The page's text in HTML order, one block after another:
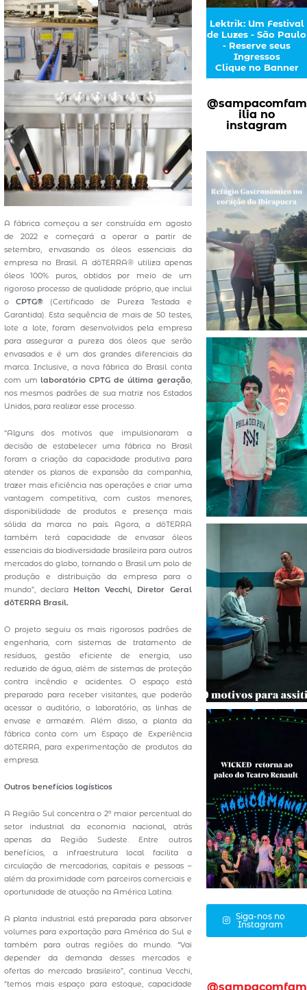
A fábrica começou a ser construída em agosto
de 2022 e começará a operar a partir de
setembro, envasando os óleos essenciais da
empresa no Brasil. A dōTERRA® utiliza apenas
óleos 100% puros, obtidos por meio de um
rigoroso processo de qualidade próprio, que inclui
o CPTG®(Certificado de Pureza Testada e
Garantida). Esta sequência de mais de 50 testes,
lote a lote, foram desenvolvidos pela empresa
para assegurar a pureza dos óleos que serão
envasados e é um dos grandes diferenciais da
marca. Inclusive, a nova fábrica do Brasil conta
com um laboratório CPTG de última geração,
nos mesmos padrões de sua matriz nos Estados
Unidos, para realizar esse processo.
“Alguns dos motivos que impulsionaram a
decisão de estabelecer uma fábrica no Brasil
foram a criação da capacidade produtiva para
atender os planos de expansão da companhia,
trazer mais eficiência nas operações e criar uma
vantagem competitiva, com custos menores,
disponibilidade de produtos e presença mais
sólida da marca no país. Agora, a dōTERRA
também terá capacidade de envasar óleos
essenciais da biodiversidade brasileira para outros
mercados do globo, tornando o Brasil um polo de
produção e distribuição da empresa para o
mundo”, declara Helton Vecchi, Diretor Geral
dōTERRA Brasil.
O projeto seguiu os mais rigorosos padrões de
engenharia, com sistemas de tratamento de
resíduos, gestão eficiente de energia, uso
reduzido de água, além de sistemas de proteção
contra incêndio e acidentes. O espaço está
preparado para receber visitantes, que poderão
acessar o auditório, o laboratório, as linhas de
envase e armazém. Além disso, a planta da
fábrica conta com um Espaço de Experiência
dōTERRA, para experimentação de produtos da
empresa.
Outros benefícios logísticos
A Região Sul concentra o 2º maior percentual do
setor industrial da economia nacional, atrás
apenas da Região Sudeste. Entre outros
benefícios, a infraestrutura local facilita a
circulação de mercadorias, capitais e pessoas –
além da proximidade com parceiros comerciais e
oportunidade de atuação na América Latina.
A planta industrial está preparada para absorver
volumes para exportação para América do Sul e
também para outras regiões do mundo. “Vai
depender da demanda desses mercados e
ofertas do mercado brasileiro”, continua Vecchi,
“temos mais espaço para estoque, capacidade
Lektrik: Um Festival
de Luzes - São Paulo
- Reserve seus
Ingressos
Clique no Banner
@sampacomfam
ilia no
instagram
Siga-nos no
Instagram
@sampacomfam